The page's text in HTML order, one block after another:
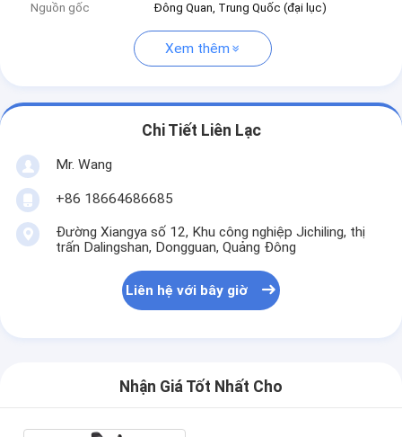
Nguồn gốc
Đông Quan, Trung Quốc (đại lục)
Xem thêm
Chi Tiết Liên Lạc
Mr. Wang
+86 18664686685
Đường Xiangya số 12, Khu công nghiệp Jichiling, thị
trấn Dalingshan, Dongguan, Quảng Đông
Liên hệ với bây giờ
Nhận Giá Tốt Nhất Cho